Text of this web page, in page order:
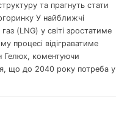
та прагнуть стати
У найближчі
(LNG) у світі зростатиме
процесі відіграватиме
Гелюх, коментуючи
що до 2040 року потреба у